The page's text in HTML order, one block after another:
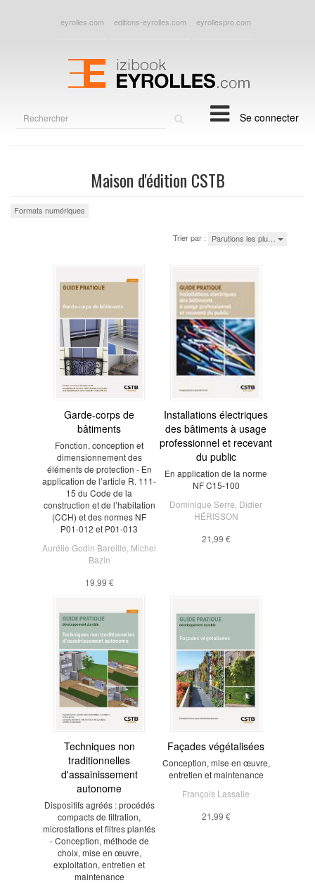
eyrolles.com editions-eyrolles.com eyrollespro.com
Se connecter
Maison d'édition CSTB
Formats numériques
Trier par : Parutions les plu…
Garde-corps de
bâtiments
Fonction, conception et
dimensionnement des
éléments de protection - En
application de l’article R. 111-
15 du Code de la
construction et de l’habitation
(CCH) et des normes NF
P01-012 et P01-013
Aurélie Godin Bareille Michel
Bazin
19,99 €
Installations électriques
des bâtiments à usage
professionnel et recevant
du public
En application de la norme
NF C15-100
Dominique Serre Didier
HÉRISSON
21,99 €
Techniques non
traditionnelles
d'assainissement
autonome
Dispositifs agréés : procédés
compacts de filtration,
microstations et filtres plantés
- Conception, méthode de
choix, mise en œuvre,
exploitation, entretien et
maintenance
Façades végétalisées
Conception, mise en œuvre,
entretien et maintenance
François Lassalle
21,99 €